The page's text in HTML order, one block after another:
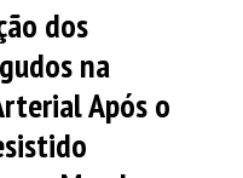
dos
na
Após o